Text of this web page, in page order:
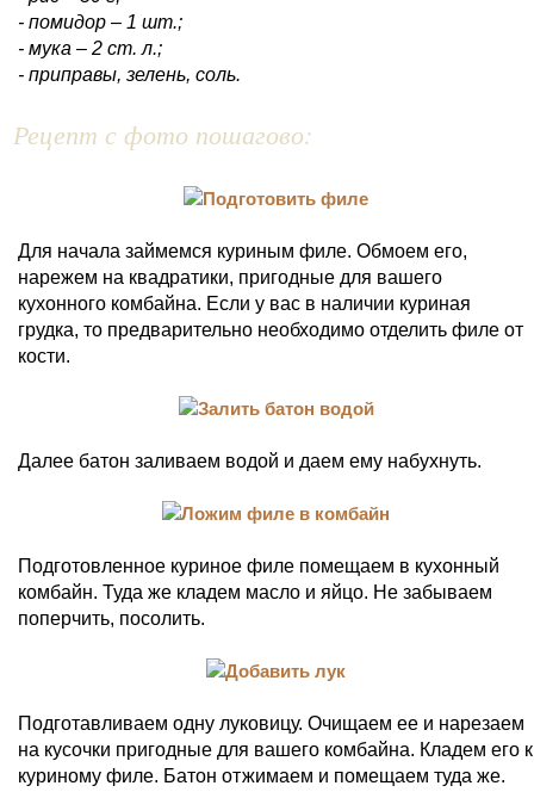
- помидор – 1 шт.;
- мука – 2 ст. л.;
- приправы, зелень, соль.
Рецепт с фото пошагово:
Для начала займемся куриным филе. Обмоем его,
нарежем на квадратики, пригодные для вашего
кухонного комбайна. Если у вас в наличии куриная
грудка, то предварительно необходимо отделить филе от
кости.
Далее батон заливаем водой и даем ему набухнуть.
Подготовленное куриное филе помещаем в кухонный
комбайн. Туда же кладем масло и яйцо. Не забываем
поперчить, посолить.
Подготавливаем одну луковицу. Очищаем ее и нарезаем
на кусочки пригодные для вашего комбайна. Кладем его к
куриному филе. Батон отжимаем и помещаем туда же.